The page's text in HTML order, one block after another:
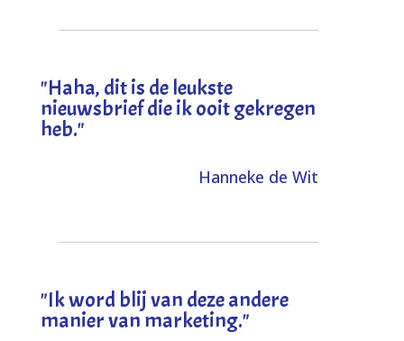
"Haha, dit is de leukste
nieuwsbrief die ik ooit gekregen
heb."
Hanneke de Wit
"Ik word blij van deze andere
manier van marketing."